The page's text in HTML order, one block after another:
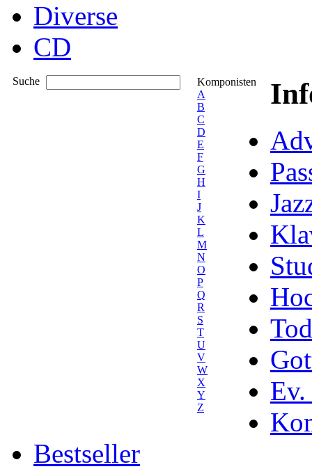
Diverse
CD
Suche
Komponisten
A
B
C
D
E
F
G
H
I
J
K
L
M
N
O
P
Q
R
S
T
U
V
W
X
Y
Z
Ev.
Bestseller